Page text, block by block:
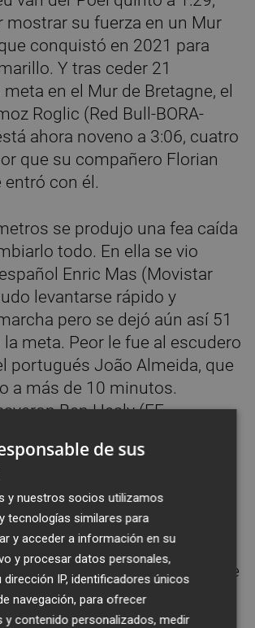
mostrar su fuerza en un Mur
conquistó en 2021 para
Y tras ceder 21
en el Mur de Bretagne, el
Roglic (Red Bull-BORA-
ahora noveno a 3:06, cuatro
que su compañero Florian
entró con él.
se produjo una fea caída
todo. En ella se vio
Enric Mas (Movistar
levantarse rápido y
pero se dejó aún así 51
meta. Peor le fue al escudero
portugués João Almeida, que
a más de 10 minutos.
Ben Healy (EF
--ganador de la etapa
Haig y Santiago Buitrago
o Guillaume Martin
entre otros.
la meta fue cazado Ewen
B&B Hotels), que formó parte
la que estuvo el ganador del
Geraint Thomas (INEOS
de sus
y nuestros socios utilizamos
tecnologías similares para
y acceder a información en su
y procesar datos personales,
IP, identificadores únicos
navegación, para ofrecer
y contenido personalizados, medir